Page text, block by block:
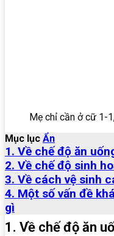
Mẹ chỉ cần ở cữ 1-
Mục lục Ẩn
1. Về chế độ ăn
2. Về chế độ sinh
3. Về cách vệ sinh
4. Một số vấn đề
gì
1. Về chế độ ăn